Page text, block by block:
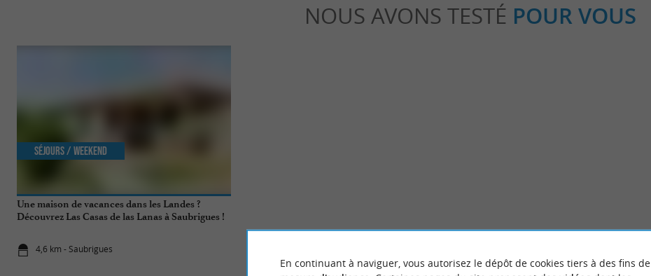
NOUS AVONS TESTÉ POUR VOUS
Une maison de vacances dans les Landes ?
Découvrez Las Casas de las Lanas à Saubrigues !
4,6 km - Saubrigues
Séjours / Weekend
En continuant à naviguer, vous autorisez le dépôt de cookies tiers à des fins de